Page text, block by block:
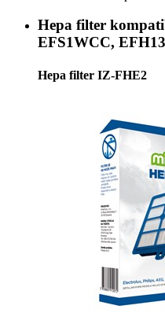
Hepa filter
EFS1WCC,
Hepa filter IZ-FHE2